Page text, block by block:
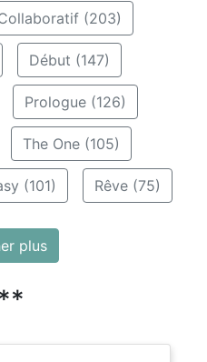
(203)
Début (147)
Prologue (126)
The One (105)
(101) Rêve (75)
plus